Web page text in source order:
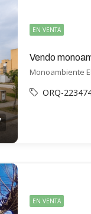
EN VENTA
Vendo
Monoambiente
ORQ-
EN VENTA